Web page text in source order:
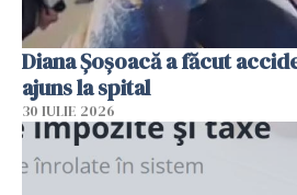
Diana Șoșoacă a făcut
ajuns la spital
30 IULIE 2026